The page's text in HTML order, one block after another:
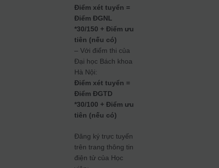
Điểm xét tuyển =
Điểm ĐGNL
*30/150 + Điểm ưu
tiên (nếu có)
– Với điểm thi của
Đại học Bách khoa
Hà Nội:
Điểm xét tuyển =
Điểm ĐGTD
*30/100 + Điểm ưu
tiên (nếu có)
Đăng ký trực tuyến
trên trang thông tin
điện tử của Học